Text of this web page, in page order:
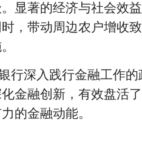
显著的经济与社会效
，带动周边农户增收
行深入践行金融工作
金融创新，有效盘活
的金融动能。